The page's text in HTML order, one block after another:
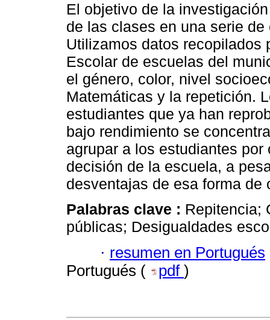
El objetivo de la
de las clases en una serie
Utilizamos datos recopilados
Escolar de escuelas del
el género, color, nivel
Matemáticas y la repetición.
estudiantes que ya han
bajo rendimiento se
agrupar a los estudiantes
decisión de la escuela, a
desventajas de esa forma de
Palabras clave : Repitencia;
públicas; Desigualdades
· resumen en Portugués
Portugués (
pdf )